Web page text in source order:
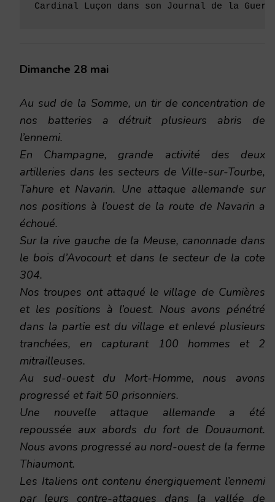
Cardinal Luçon dans son Journal de la
Dimanche 28 mai
Au sud de la Somme, un tir de concentration de
nos batteries a détruit plusieurs abris de
l’ennemi.
En Champagne, grande activité des deux
artilleries dans les secteurs de Ville-sur-Tourbe,
Tahure et Navarin. Une attaque allemande sur
nos positions à l’ouest de la route de Navarin a
échoué.
Sur la rive gauche de la Meuse, canonnade dans
le bois d’Avocourt et dans le secteur de la cote
304.
Nos troupes ont attaqué le village de Cumières
et les positions à l’ouest. Nous avons pénétré
dans la partie est du village et enlevé plusieurs
tranchées, en capturant 100 hommes et 2
mitrailleuses.
Au sud-ouest du Mort-Homme, nous avons
progressé et fait 50 prisonniers.
Une nouvelle attaque allemande a été
repoussée aux abords du fort de Douaumont.
Nous avons progressé au nord-ouest de la ferme
Thiaumont.
Les Italiens ont contenu énergiquement l’ennemi
par leurs contre-attaques dans la vallée de